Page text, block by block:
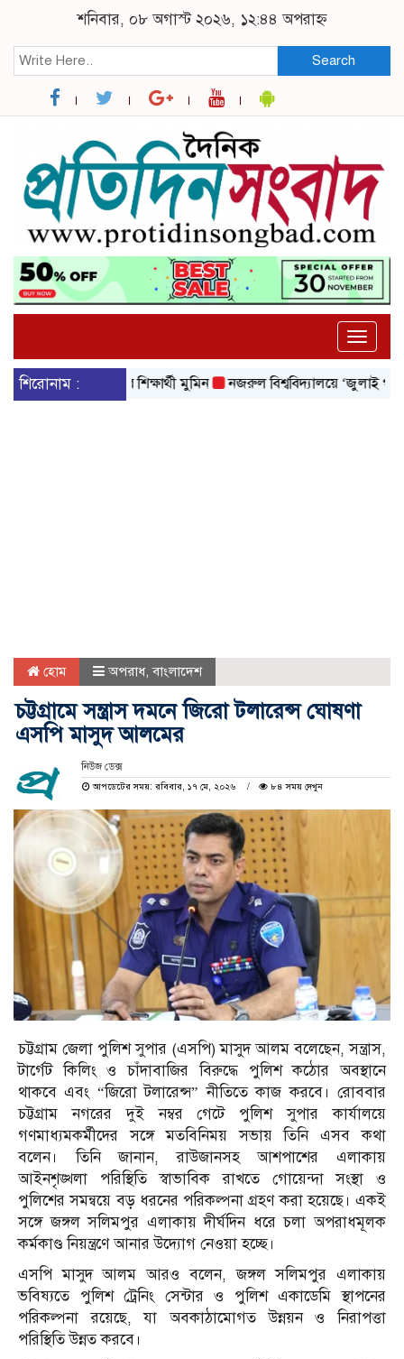
শনিবার, ০৮ অগাস্ট ২০২৬, ১২:৪৪ অপরাহ্ন
Search
Toggle
শিরোনাম :
শিক্ষার্থী মুমিন নজরুল বিশ্ববিদ্যালয়ে ‘জুলাই
হোম অপরাধ,বাংলাদেশ
চট্টগ্রামে সন্ত্রাস দমনে জিরো টলারেন্স ঘোষণা
এসপি মাসুদ আলমের
নিউজ ডেক্স
আপডেটের সময়: রবিবার, ১৭ মে, ২০২৬
৮৪ সময় দেখুন
চট্টগ্রাম জেলা পুলিশ সুপার (এসপি) মাসুদ আলম বলেছেন, সন্ত্রাস,
টার্গেট কিলিং ও চাঁদাবাজির বিরুদ্ধে পুলিশ কঠোর অবস্থানে
থাকবে এবং “জিরো টলারেন্স” নীতিতে কাজ করবে। রোববার
চট্টগ্রাম নগরের দুই নম্বর গেটে পুলিশ সুপার কার্যালয়ে
গণমাধ্যমকর্মীদের সঙ্গে মতবিনিময় সভায় তিনি এসব কথা
বলেন। তিনি জানান, রাউজানসহ আশপাশের এলাকায়
আইনশৃঙ্খলা পরিস্থিতি স্বাভাবিক রাখতে গোয়েন্দা সংস্থা ও
পুলিশের সমন্বয়ে বড় ধরনের পরিকল্পনা গ্রহণ করা হয়েছে। একই
সঙ্গে জঙ্গল সলিমপুর এলাকায় দীর্ঘদিন ধরে চলা অপরাধমূলক
কর্মকাণ্ড নিয়ন্ত্রণে আনার উদ্যোগ নেওয়া হচ্ছে।
এসপি মাসুদ আলম আরও বলেন, জঙ্গল সলিমপুর এলাকায়
ভবিষ্যতে পুলিশ ট্রেনিং সেন্টার ও পুলিশ একাডেমি স্থাপনের
পরিকল্পনা রয়েছে, যা অবকাঠামোগত উন্নয়ন ও নিরাপত্তা
পরিস্থিতি উন্নত করবে।